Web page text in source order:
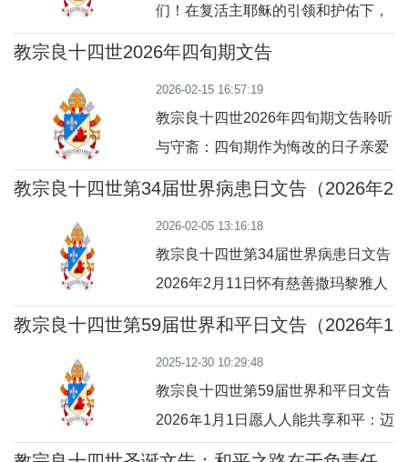
古希腊人用“面容”（prósōpon）一词
来定义人，其字源学上指的是目光所
而拉丁文
们！在复活主耶稣的引领和护佑下，
我们在这复活期第四主日——又称
召祈祷日。这是个恩宠满盈的契机，
为使我们作一些反省，以理解圣召的
深层意义并分享我们的体认：圣召乃
是天主白白的赏赐，有如花朵般绽放
善牧所引领的途径前行，一起探索人
教宗良十四世2026年四旬期文告
2026-02-15 16:57:19
教宗良十四世2026年四旬期文告聆听
与守斋：四旬期作为悔改的日子亲爱
的弟兄姊妹们：四旬期是一段反省的
们将天主的奥秘重新置于我们生活的
中心，好使我们重拾信仰的热忱，并
且在每日生活的焦虑与烦恼中不致分
心。每条悔改的道路，开始都是天主
精神接纳它。
教宗良十四世第34届世界病患日文告（2026年2
2026-02-05 13:16:18
教宗良十四世第34届世界病患日文告
2026年2月11日怀有慈善撒玛黎雅人
的怜悯之心：因爱而分担他人的痛苦
日将于2026年2月11日，在秘鲁奇克
拉约（Chiclayo）隆重举行。值此之
际，我建议大家再次省思慈善撒玛黎
雅人这位人物——始终是切合时代、
教宗良十四世第59届世界和平日文告（2026年1
2025-12-30 10:29:48
教宗良十四世第59届世界和平日文告
2026年1月1日愿人人能共享和平：迈
向化干戈为玉帛的和平“祝你平